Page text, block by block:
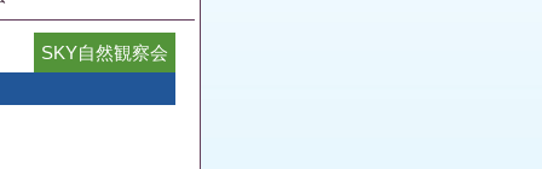
SKY自然観察会